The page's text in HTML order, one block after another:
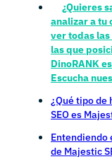
¿Quieres
analizar a tu
ver todas
las que
DinoRANK
Escucha
¿Qué tipo de
SEO es
de Majestic